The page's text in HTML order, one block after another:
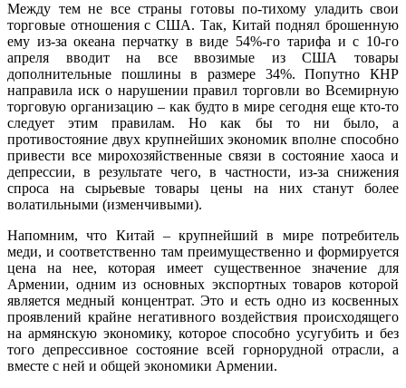
Между тем не все страны готовы по-тихому уладить свои
торговые отношения с США. Так, Китай поднял брошенную
ему из-за океана перчатку в виде 54%-го тарифа и с 10-го
апреля вводит на все ввозимые из США товары
дополнительные пошлины в размере 34%. Попутно КНР
направила иск о нарушении правил торговли во Всемирную
торговую организацию – как будто в мире сегодня еще кто-то
следует этим правилам. Но как бы то ни было, а
противостояние двух крупнейших экономик вполне способно
привести все мирохозяйственные связи в состояние хаоса и
депрессии, в результате чего, в частности, из-за снижения
спроса на сырьевые товары цены на них станут более
волатильными (изменчивыми).
Напомним, что Китай – крупнейший в мире потребитель
меди, и соответственно там преимущественно и формируется
цена на нее, которая имеет существенное значение для
Армении, одним из основных экспортных товаров которой
является медный концентрат. Это и есть одно из косвенных
проявлений крайне негативного воздействия происходящего
на армянскую экономику, которое способно усугубить и без
того депрессивное состояние всей горнорудной отрасли, а
вместе с ней и общей экономики Армении.